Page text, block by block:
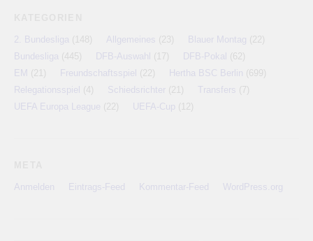
2. Bundesliga (148) Allgemeines (23) Blauer Montag (22)
Bundesliga (445) DFB-Auswahl (17) DFB-Pokal (62)
EM
(21) Freundschaftsspiel (22) Hertha BSC Berlin (699)
Relegationsspiel (4) Schiedsrichter (21) Transfers (7)
UEFA Europa League (22) UEFA-Cup (12)
Anmelden Eintrags-Feed Kommentar-Feed WordPress.org